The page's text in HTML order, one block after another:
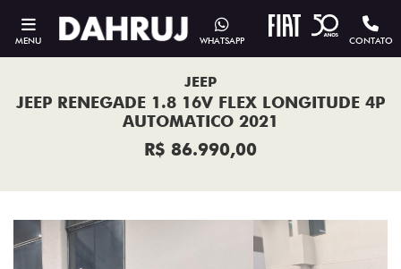
MENU CONTATO
WHATSAPP
JEEP
JEEP RENEGADE 1.8 16V FLEX LONGITUDE 4P
AUTOMATICO 2021
R$ 86.990,00